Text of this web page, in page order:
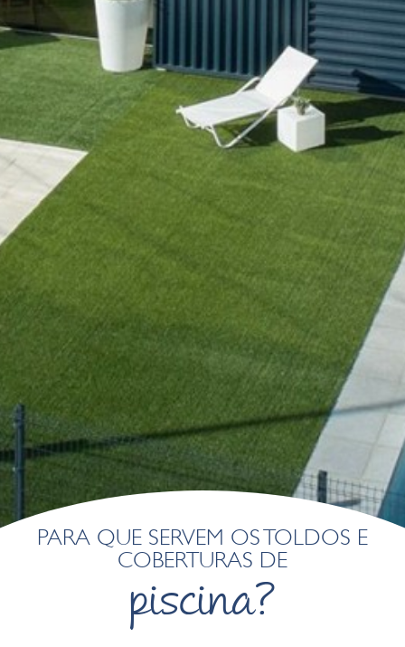
PARA QUE SERVEM OS TOLDOS E
COBERTURAS DE
piscina?
Eles permitem o monitoramento e análise do
comportamento dos usuários deste site. A informação
recolhida através deste tipo de cookies serve para medir a
actividade da web para a elaboração dos perfis de
navegação dos utilizadores, de forma a introduzir
melhorias a partir da análise dos dados de utilização
efectuada pelos utilizadores do serviço. Eles nos permitem
salvar as informações de preferência do usuário para
melhorar a qualidade dos nossos serviços e oferecer uma
melhor experiência através dos produtos recomendados.
Marketing e publicidade
Esses cookies são utilizados para armazenar informações
sobre as preferências e escolhas pessoais do usuário
através da observação contínua de seus hábitos de
navegação. Graças a eles, podemos conhecer os hábitos
de navegação no site e exibir publicidade relacionada ao
perfil de navegação do usuário.